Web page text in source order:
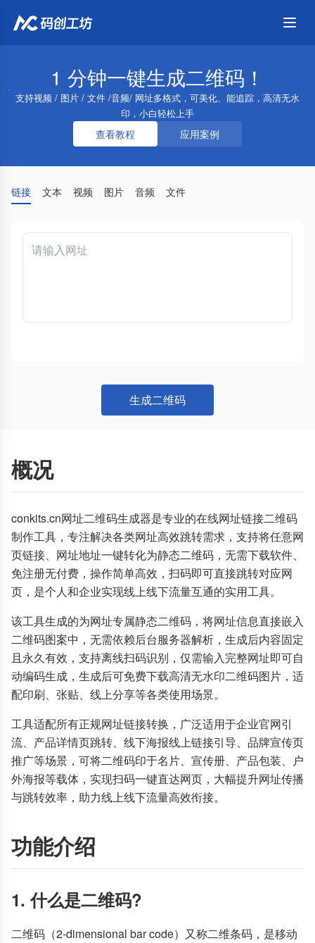
1 分钟一键生成二维码！
支持视频 / 图片 / 文件 /音频/ 网址多格式，可美化、能追踪，高清无水
印，小白轻松上手
查看教程 应用案例
链接 文本 视频 图片 音频 文件
生成二维码
概况
conkits.cn网址二维码生成器是专业的在线网址链接二维码
制作工具，专注解决各类网址高效跳转需求，支持将任意网
页链接、网址地址一键转化为静态二维码，无需下载软件、
免注册无付费，操作简单高效，扫码即可直接跳转对应网
页，是个人和企业实现线上线下流量互通的实用工具。
该工具生成的为网址专属静态二维码，将网址信息直接嵌入
二维码图案中，无需依赖后台服务器解析，生成后内容固定
且永久有效，支持离线扫码识别，仅需输入完整网址即可自
动编码生成，生成后可免费下载高清无水印二维码图片，适
配印刷、张贴、线上分享等各类使用场景。
工具适配所有正规网址链接转换，广泛适用于企业官网引
流、产品详情页跳转、线下海报线上链接引导、品牌宣传页
推广等场景，可将二维码印于名片、宣传册、产品包装、户
外海报等载体，实现扫码一键直达网页，大幅提升网址传播
与跳转效率，助力线上线下流量高效衔接。
功能介绍
1. 什么是二维码?
二维码（2-dimensional bar code）又称二维条码，是移动